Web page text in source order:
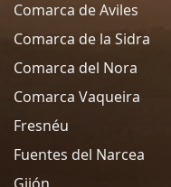
Comarca de Aviles
Comarca de la Sidra
Comarca del Nora
Comarca Vaqueira
Fresnéu
Fuentes del Narcea